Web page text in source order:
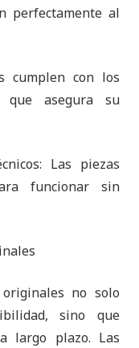
perfectamente al
cumplen con los
que asegura su
Las piezas
funcionar sin
no solo
sino que
largo plazo. Las